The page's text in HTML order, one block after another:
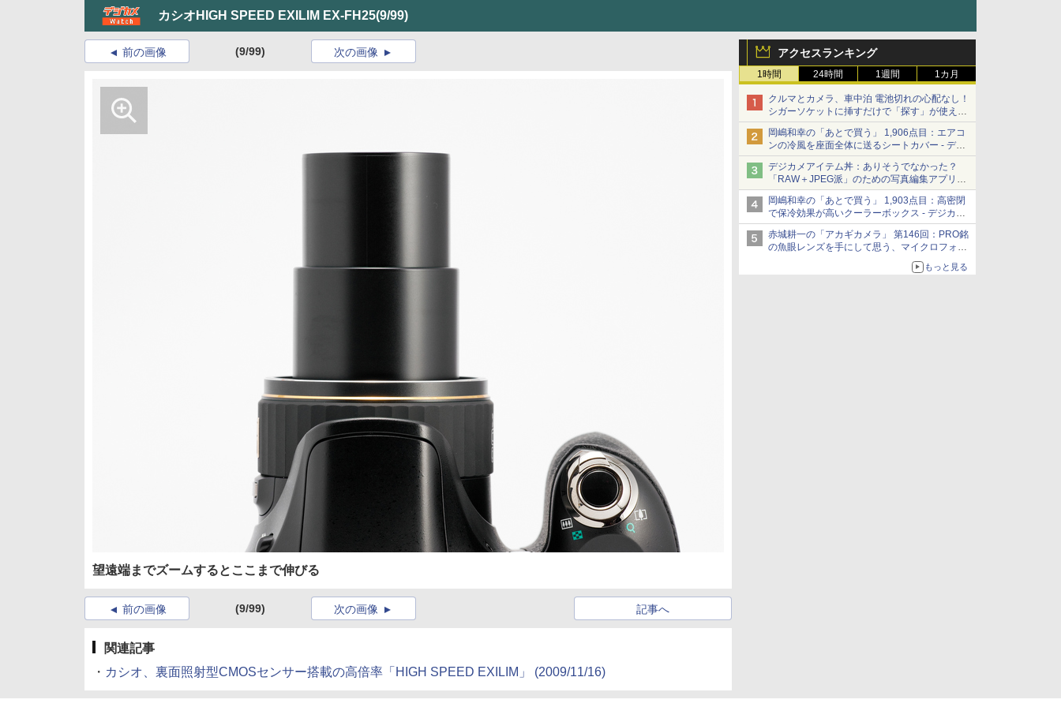
カシオHIGH SPEED EXILIM EX-FH25(9/99)
アクセスランキング
1時間 24時間 1週間 1カ月
クルマとカメラ、車中泊 電池切れの心配なし！
シガーソケットに挿すだけで「探す」が使える
スマートタグ - デジカメ Watch
岡嶋和幸の「あとで買う」 1,906点目：エアコ
ンの冷風を座面全体に送るシートカバー - デジ
カメ Watch
デジカメアイテム丼：ありそうでなかった？
「RAW＋JPEG派」のための写真編集アプリ
カメラデフォルトのJPEGを大切にする
「Filmator」
岡嶋和幸の「あとで買う」 1,903点目：高密閉
で保冷効果が高いクーラーボックス - デジカメ
Watch
赤城耕一の「アカギカメラ」 第146回：PRO銘
の魚眼レンズを手にして思う、マイクロフォー
もっと見る
前の画像 (9/99) 次の画像
望遠端までズームするとここまで伸びる
前の画像 (9/99) 記事へ
次の画像
関連記事
・ カシオ、裏面照射型CMOSセンサー搭載の高倍率「HIGH SPEED EXILIM」 (2009/11/16)